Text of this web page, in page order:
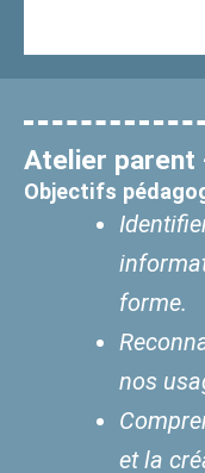
Atelier parent
Objectifs
forme.
nos
et la